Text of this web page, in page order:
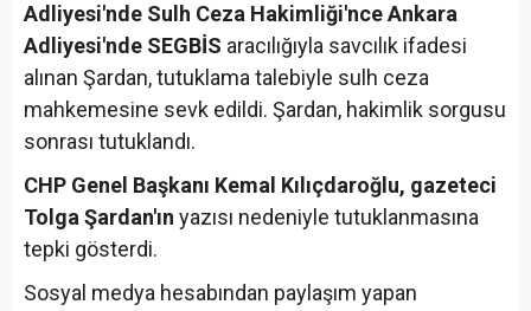
Adliyesi'nde Sulh Ceza Hakimliği'nce Ankara
Adliyesi'nde SEGBİS aracılığıyla savcılık ifadesi
alınan Şardan, tutuklama talebiyle sulh ceza
mahkemesine sevk edildi. Şardan, hakimlik sorgusu
sonrası tutuklandı.
CHP Genel Başkanı Kemal Kılıçdaroğlu, gazeteci
Tolga Şardan'ın yazısı nedeniyle tutuklanmasına
tepki gösterdi.
Sosyal medya hesabından paylaşım yapan